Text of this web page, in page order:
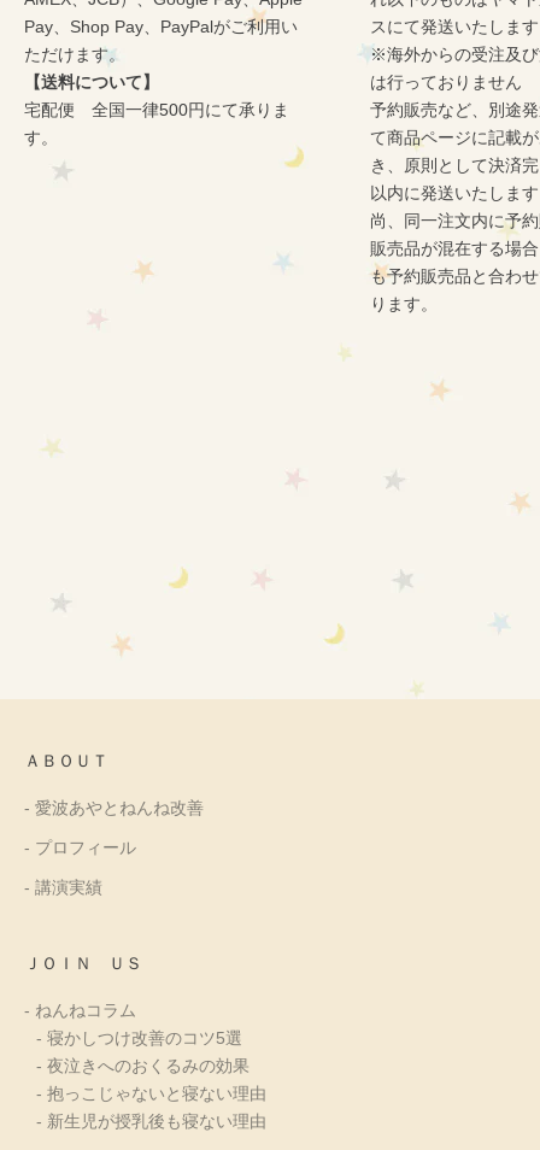
Pay、Shop Pay、PayPalがご利用い
ただけます。
【送料について】
宅配便 全国一律500円にて承りま
す。
スにて発送いたしま
※海外からの受注及
は行っておりません
予約販売など、別途
て商品ページに記載
き、原則として決済
以内に発送いたしま
尚、同一注文内に予
販売品が混在する場
も予約販売品と合わ
ります。
ＡＢＯＵＴ
- 愛波あやとねんね改善
- プロフィール
- 講演実績
ＪＯＩＮ ＵＳ
- ねんねコラム
- 寝かしつけ改善のコツ5選
- 夜泣きへのおくるみの効果
- 抱っこじゃないと寝ない理由
- 新生児が授乳後も寝ない理由